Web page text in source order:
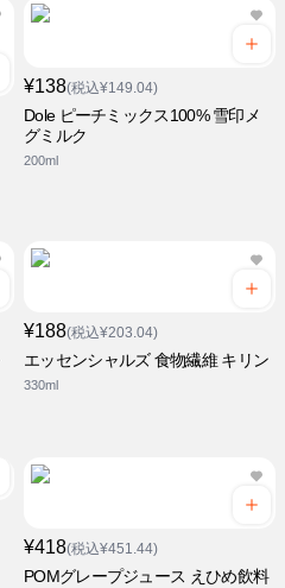
¥138(税込¥149.04)
Dole ピーチミックス100% 雪印メ
グミルク
200ml
¥188(税込¥203.04)
エッセンシャルズ 食物繊維 キリン
330ml
¥418(税込¥451.44)
POMグレープジュース えひめ飲料